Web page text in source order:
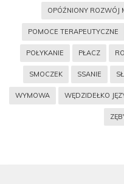
OPÓŹNIONY ROZWÓJ
POMOCE TERAPEUTYCZNE
POŁYKANIE PŁACZ
SMOCZEK SSANIE
WYMOWA WĘDZIDEŁKO